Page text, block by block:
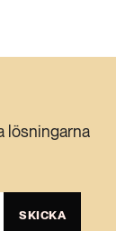
lösningarna
SKICKA